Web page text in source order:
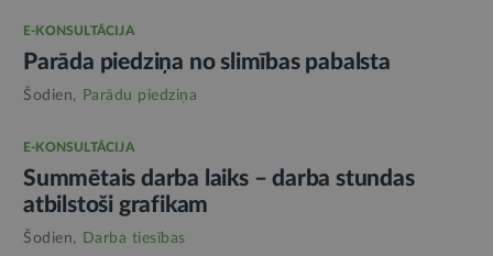
E-KONSULTĀCIJA
Parāda piedziņa no slimības pabalsta
Šodien, Parādu piedziņa
E-KONSULTĀCIJA
Summētais darba laiks – darba stundas
atbilstoši grafikam
Šodien, Darba tiesības